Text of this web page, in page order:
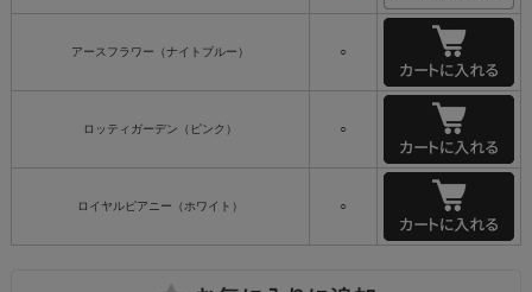
アースフラワー（ナイトブルー） ○
ロッティガーデン（ピンク） ○
ロイヤルピアニー（ホワイト） ○